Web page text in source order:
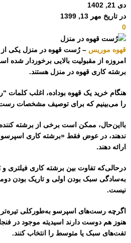
دی 21, 1402
در تاریخ مهر 13, 1399
0
قهوه موریس – رُست قهوه در منزل یکی از
امروزه از مقبولیت بالایی برخوردار شده
برشته کاری قهوه در منزل هستند.
هنگام خرید یک قهوه بوداده، اغلب کلمات
را می‌بینیم که برای توصیف مشخصات
بااین‌حال، ممکن است برخی از برشته
ندهند، در عوض فقط «برشته کاری
ارائه دهند.
درحالی‌که تفاوت بین برشته کاری فیلتری
به‌سادگی سبک بودن اولی و تاریک بودن
نیست.
اگرچه رست‌های اسپرسو به‌طورکلی تیره‌تر
هنوز هم دوست دارند اسیدیته موجود در
تفت‌های سبک یا متوسط ​​را انتخاب کنند.